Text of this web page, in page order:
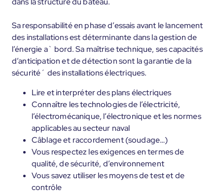
Sa responsabilité en phase d’essais avant le lancement
des installations est déterminante dans la gestion de
l’énergie a` bord. Sa maîtrise technique, ses capacités
d’anticipation et de détection sont la garantie de la
sécurité´ des installations électriques.
Lire et interpréter des plans électriques
Connaître les technologies de l’électricité,
l’électromécanique, l’électronique et les normes
applicables au secteur naval
Câblage et raccordement (soudage…)
Vous respectez les exigences en termes de
qualité, de sécurité, d’environnement
Vous savez utiliser les moyens de test et de
contrôle